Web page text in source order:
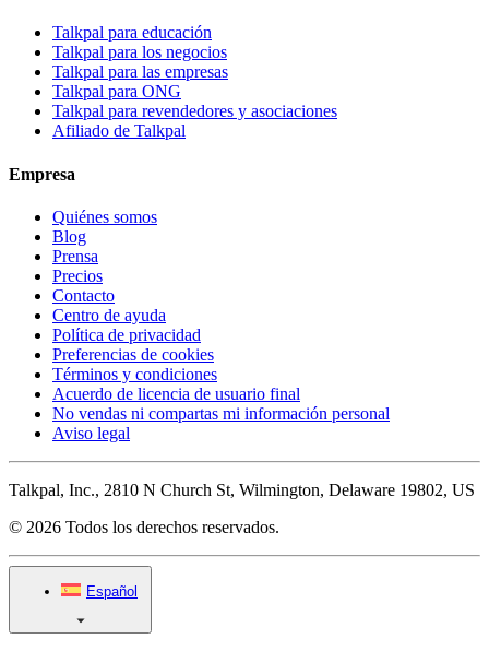
Talkpal para educación
Talkpal para los negocios
Talkpal para las empresas
Talkpal para ONG
Talkpal para revendedores y asociaciones
Afiliado de Talkpal
Empresa
Quiénes somos
Blog
Prensa
Precios
Contacto
Centro de ayuda
Política de privacidad
Preferencias de cookies
Términos y condiciones
Acuerdo de licencia de usuario final
No vendas ni compartas mi información personal
Aviso legal
Talkpal, Inc., 2810 N Church St, Wilmington, Delaware 19802, US
© 2026 Todos los derechos reservados.
Español